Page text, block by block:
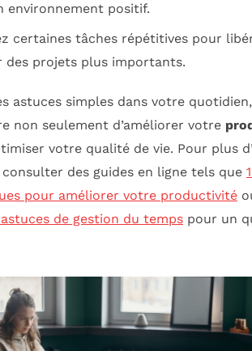
environnement positif.
certaines tâches répétitives pour
des projets plus importants.
astuces simples dans votre
non seulement d’améliorer votre
votre qualité de vie. Pour plus
consulter des guides en ligne tels que
pour améliorer votre productivité
de gestion du temps pour un